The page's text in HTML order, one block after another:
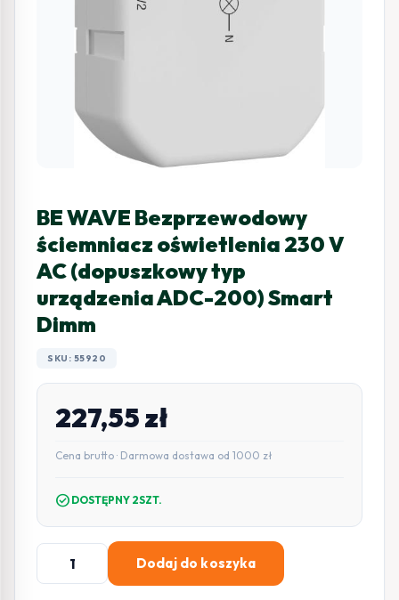
BE WAVE Bezprzewodowy
ściemniacz oświetlenia 230 V
AC (dopuszkowy typ
urządzenia ADC-200) Smart
Dimm
SKU: 55920
227,55zł
Cena brutto · Darmowa dostawa od 1000 zł
check_circle DOSTĘPNY 2SZT.
ilość
Dodaj do koszyka